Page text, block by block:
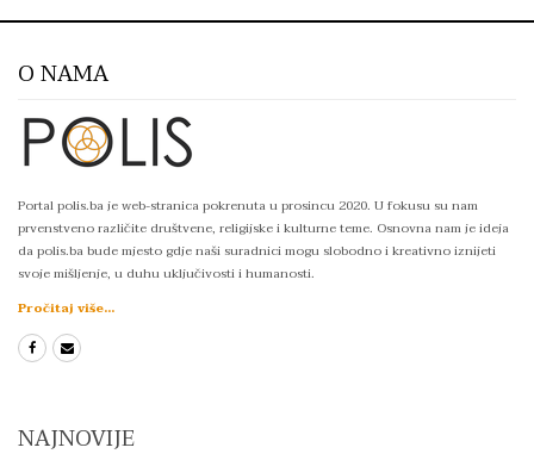
O NAMA
Portal polis.ba je web-stranica pokrenuta u prosincu 2020. U fokusu su nam
prvenstveno različite društvene, religijske i kulturne teme. Osnovna nam je ideja
da polis.ba bude mjesto gdje naši suradnici mogu slobodno i kreativno iznijeti
svoje mišljenje, u duhu uključivosti i humanosti.
Pročitaj više...
NAJNOVIJE